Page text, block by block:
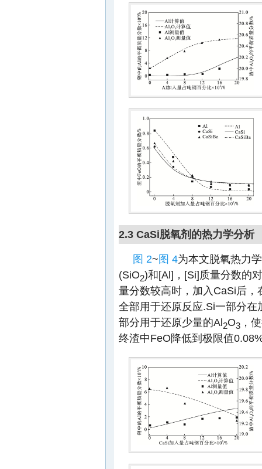
2.3 CaSi脱氧剂的热力学分析
图 2~图 4为本文脱氧热力
(SiO2)和[Al]，[Si]质量分数的
量分数较高时，加入CaSi后
全部用于还原反应.Si一部分
部分用于还原少量的Al2O3 ，
终渣中FeO降低到极限值